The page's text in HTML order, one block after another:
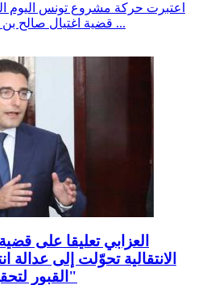
قضية اغتيال صالح بن يوسف من قبل الدائرة الجنائية ...
العزابي تعليقا على
الانتقالية تحوّلت إلى
القبور لتحقيق أغراض سياسوية دنيئة"